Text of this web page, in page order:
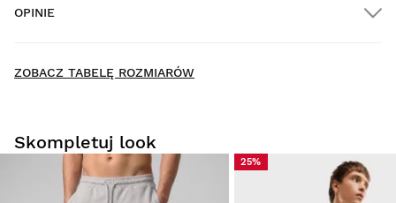
Przymierz produkty spokojnie i wygodnie w domu. Na
OPINIE
ZOBACZ TABELĘ ROZMIARÓW
Skompletuj look
25%